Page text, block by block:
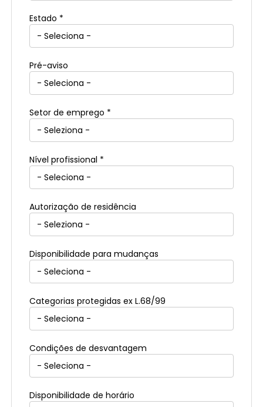
Estado *
Pré-aviso
Setor de emprego *
Nível profissional *
Autorização de residência
Disponibilidade para mudanças
Categorias protegidas ex L.68/99
Condições de desvantagem
Disponibilidade de horário